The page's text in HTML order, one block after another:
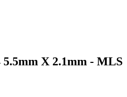
X 2.1mm - MLS